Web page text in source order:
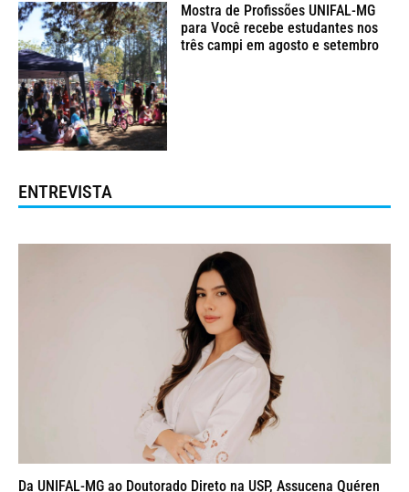
Mostra de Profissões UNIFAL-MG
para Você recebe estudantes nos
três campi em agosto e setembro
ENTREVISTA
Da UNIFAL-MG ao Doutorado Direto na USP, Assucena Quéren